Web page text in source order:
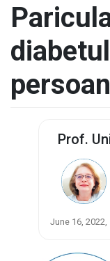
Prof.
June 16, 2022,